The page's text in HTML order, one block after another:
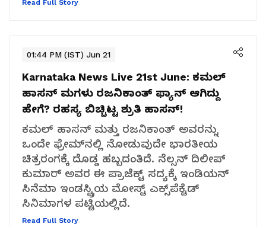
Read Full Story
01:44 PM (IST) Jun 21
Karnataka News Live 21st June: ಕಮಲ್
ಹಾಸನ್ ಮಗಳು ರಜನಿಕಾಂತ್ ಫ್ಯಾನ್ ಆಗಿದ್ದು
ಹೇಗೆ? ರಹಸ್ಯ ಬಿಚ್ಚಿಟ್ಟ ಶ್ರುತಿ ಹಾಸನ್!
ಕಮಲ್ ಹಾಸನ್ ಮತ್ತು ರಜನಿಕಾಂತ್ ಅವರನ್ನು
ಒಂದೇ ಫ್ರೇಮ್‌ನಲ್ಲಿ ನೋಡುವುದೇ ಭಾರತೀಯ
ಚಿತ್ರರಂಗಕ್ಕೆ ದೊಡ್ಡ ಹಬ್ಬದಂತಿದೆ. ನೆಲ್ಸನ್ ದಿಲೀಪ್
ಕುಮಾರ್ ಅವರ ಈ ಪ್ರಾಜೆಕ್ಟ್ ಸದ್ಯಕ್ಕೆ ಇಂಡಿಯನ್
ಸಿನೆಮಾ ಇಂಡಸ್ಟ್ರಿಯ ಮೋಸ್ಟ್ ಎಕ್ಸ್‌ಪೆಕ್ಟೆಡ್
ಸಿನಿಮಾಗಳ ಪಟ್ಟಿಯಲ್ಲಿದೆ.
Read Full Story